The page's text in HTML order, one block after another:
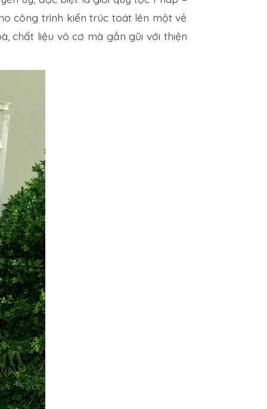
công trình kiến trúc toát lên một vẻ
chất liệu vô cơ mà gần gũi với thiện